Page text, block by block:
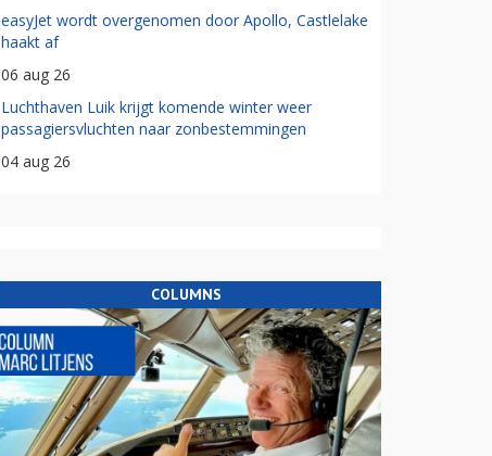
easyJet wordt overgenomen door Apollo, Castlelake
haakt af
06 aug 26
Luchthaven Luik krijgt komende winter weer
passagiersvluchten naar zonbestemmingen
04 aug 26
COLUMNS